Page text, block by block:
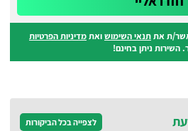
ת אתתנאי השימושואתמדיניות הפרטיות
השירות ניתן בחינם!
לצפייה בכל הביקורות